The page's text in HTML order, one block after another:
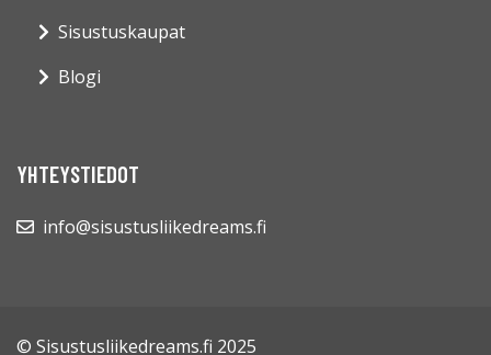
Sisustuskaupat
Blogi
YHTEYSTIEDOT
info@sisustusliikedreams.fi
© Sisustusliikedreams.fi 2025